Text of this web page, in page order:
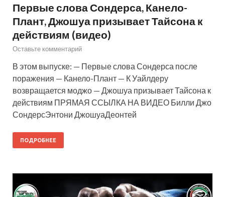
Первые слова Сондерса, Канело-
Плант, Джошуа призывает Тайсона к
действиям (видео)
Оставьте комментарий
В этом выпуске: — Первые слова Сондерса после
поражения — Канело-Плант — К Уайлдеру
возвращается моджо — Джошуа призывает Тайсона к
действиям ПРЯМАЯ ССЫЛКА НА ВИДЕО Билли Джо
СондерсЭнтони ДжошуаДеонтей
ПОДРОБНЕЕ